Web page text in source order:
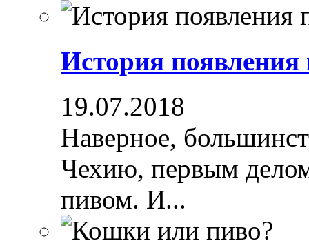
История появления
19.07.2018
Наверное,
Чехию, первым
пивом. И...